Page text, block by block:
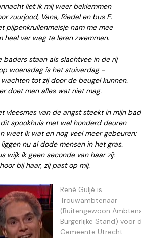
liet ik mij weer beklemmen
zuurjood, Vana, Riedel en bus E.
pijpenkrullenmeisje nam me mee
heel ver weg te leren zwemmen.
baders staan als slachtvee in de rij
woensdag is het stuiverdag -
wachten tot zij door de beugel kunnen.
doet men alles wat niet mag.
vleesmes van de angst steekt in mijn
spookhuis met wel honderd deuren
weet ik wat en nog veel meer gebeuren:
nu al dode mensen in het gras.
wijk ik geen seconde van haar zij:
bij haar, zij past op mij.
René Guljé is
Trouwambtenaar
(Buitengewoon
Burgerlijke Stand) voor
Gemeente Utrecht.